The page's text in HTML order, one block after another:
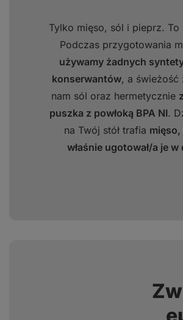
Tylko mięso, sól i pieprz. To
Podczas przygotowania
używamy żadnych
konserwantów, a świeżość
nam sól oraz hermetycznie
puszka z powłoką BPA NI.
na Twój stół trafia
właśnie ugotował/a je w